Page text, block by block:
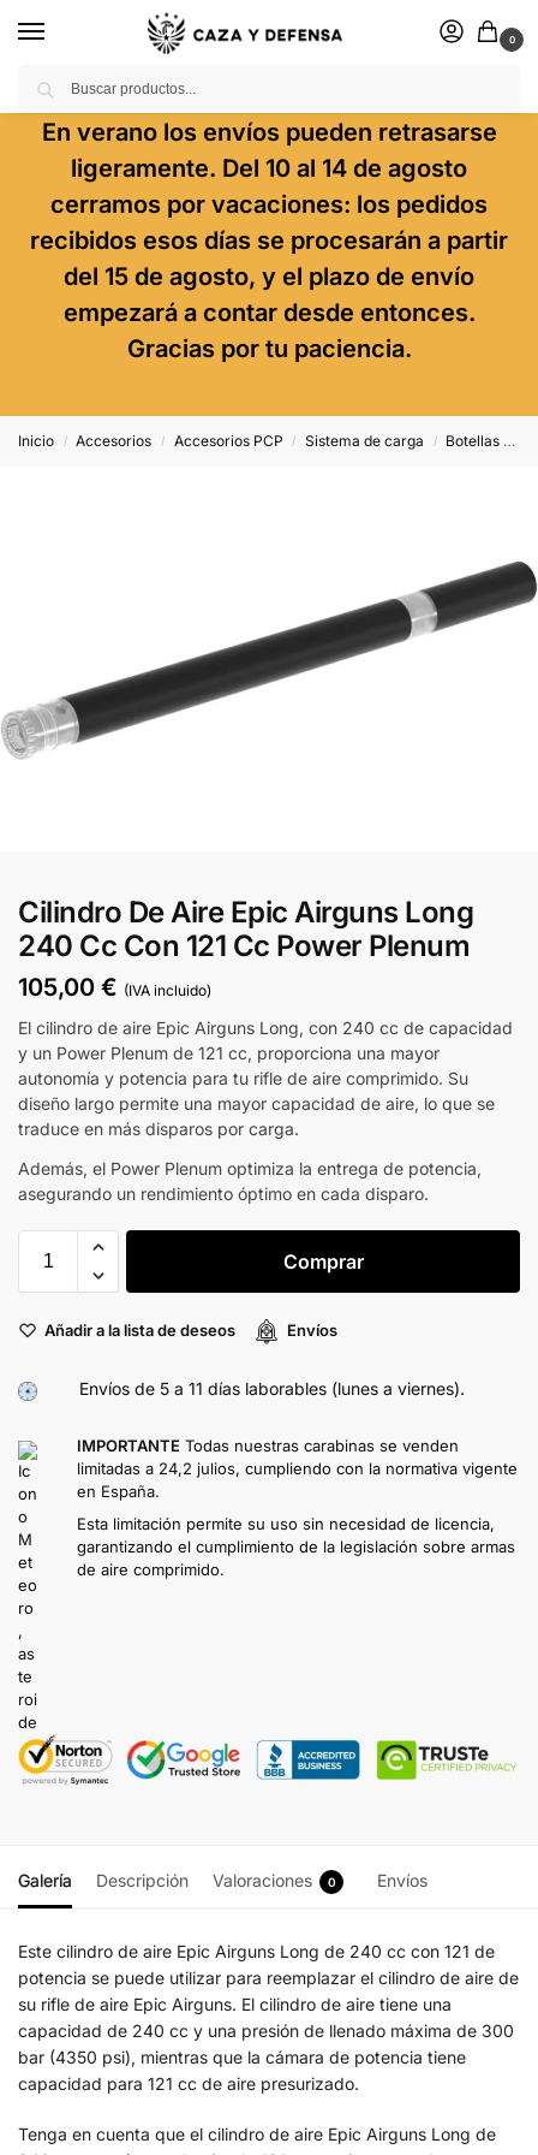
0
En verano los envíos pueden retrasarse
ligeramente. Del 10 al 14 de agosto
cerramos por vacaciones: los pedidos
recibidos esos días se procesarán a partir
del 15 de agosto, y el plazo de envío
empezará a contar desde entonces.
Gracias por tu paciencia.
Inicio / Accesorios / Accesorios PCP / Sistema de carga / Botellas de Aire
Cilindro De Aire Epic Airguns Long
240 Cc Con 121 Cc Power Plenum
105,00 € (IVA incluido)
El cilindro de aire Epic Airguns Long, con 240 cc de capacidad
y un Power Plenum de 121 cc, proporciona una mayor
autonomía y potencia para tu rifle de aire comprimido. Su
diseño largo permite una mayor capacidad de aire, lo que se
traduce en más disparos por carga.
Además, el Power Plenum optimiza la entrega de potencia,
asegurando un rendimiento óptimo en cada disparo.
Comprar
Añadir a la lista de deseos Envíos
Envíos de 5 a 11 días laborables (lunes a viernes).
IMPORTANTE Todas nuestras carabinas se venden
limitadas a 24,2 julios, cumpliendo con la normativa vigente
en España.
Esta limitación permite su uso sin necesidad de licencia,
garantizando el cumplimiento de la legislación sobre armas
de aire comprimido.
Galería Descripción Valoraciones 0 Envíos
Este cilindro de aire Epic Airguns Long de 240 cc con 121 de
potencia se puede utilizar para reemplazar el cilindro de aire de
su rifle de aire Epic Airguns. El cilindro de aire tiene una
capacidad de 240 cc y una presión de llenado máxima de 300
bar (4350 psi), mientras que la cámara de potencia tiene
capacidad para 121 cc de aire presurizado.
Tenga en cuenta que el cilindro de aire Epic Airguns Long de